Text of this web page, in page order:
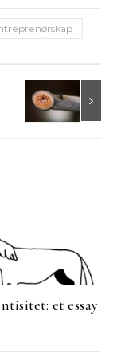
et essay